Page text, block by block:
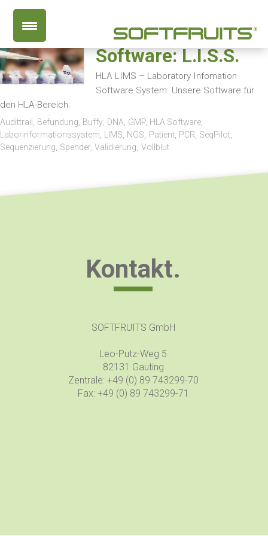
HLA Labor
Software: L.I.S.S.
HLA LIMS – Laboratory Infomation
Software System. Unsere Software für
den HLA-Bereich.
Audittrail Befundung Buffy DNA GMP HLA Software
Laborinformationssystem
LIMS NGS Patient PCR SeqPilot
Sequenzierung Spender Validierung Vollblut
Kontakt.
SOFTFRUITS GmbH
Leo-Putz-Weg 5
82131 Gauting
Zentrale: +49 (0) 89 743299-70
Fax: +49 (0) 89 743299-71